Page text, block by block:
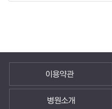
이용약관
병원소개